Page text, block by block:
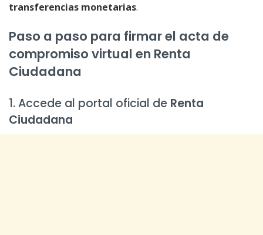
transferencias monetarias.
Paso a paso para firmar el acta de
compromiso virtual en Renta
Ciudadana
1. Accede al portal oficial de Renta
Ciudadana